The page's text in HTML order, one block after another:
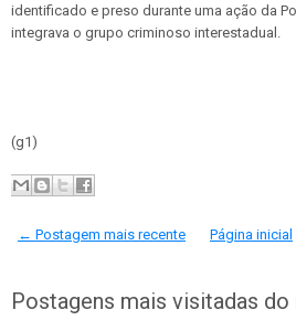
identificado e preso durante uma ação da
integrava o grupo criminoso interestadual.
(g1)
← Postagem mais recente Página inicial
Postagens mais visitadas do